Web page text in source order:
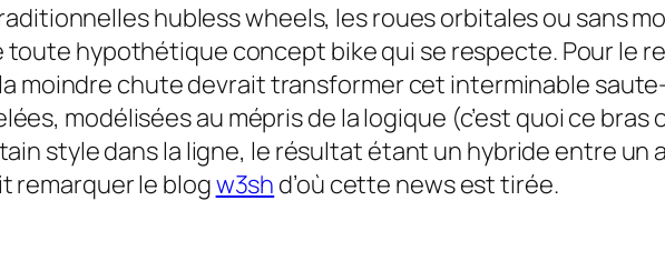
hubless wheels, les roues orbitales ou sans
toute hypothétique concept bike qui se respecte. Pour le
moindre chute devrait transformer cet interminable
modélisées au mépris de la logique (c’est quoi ce
style dans la ligne, le résultat étant un hybride entre un
remarquer le blogw3sh d’où cette newsest tirée.